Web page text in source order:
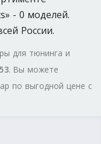
- 0 моделей.
России.
для тюнинга и
. Вы можете
по выгодной цене с